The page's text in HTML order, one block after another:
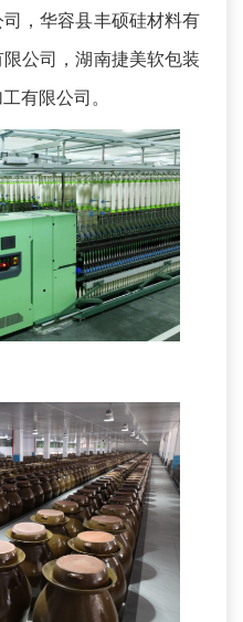
，华容县丰硕硅材料有
公司，湖南捷美软包装
有限公司。